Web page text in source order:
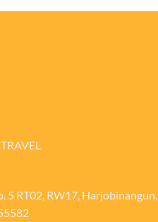
5 RT02, RW17, Harjobinangun,